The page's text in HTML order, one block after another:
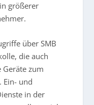
größerer
über SMB
die auch
Geräte zum
Ein- und
in der